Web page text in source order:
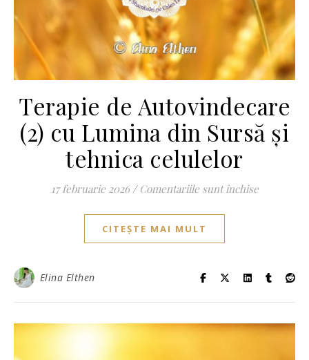
Terapie de Autovindecare
(2) cu Lumina din Sursă și
tehnica celulelor
17 februarie 2026 / Comentariile sunt închisepentru
CITEȘTE MAI MULT
Elina Elthen